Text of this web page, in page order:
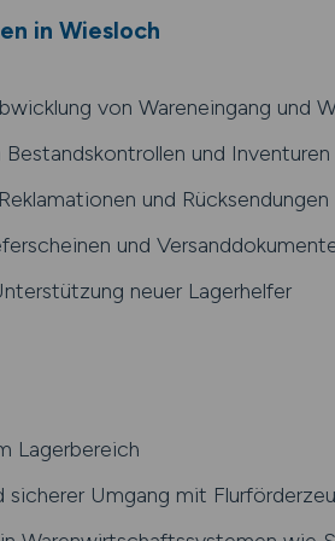
in Wiesloch
von Wareneingang und
Bestandskontrollen und Inventuren
und Rücksendungen
und
neuer Lagerhelfer
Lagerbereich
sicherer Umgang mit